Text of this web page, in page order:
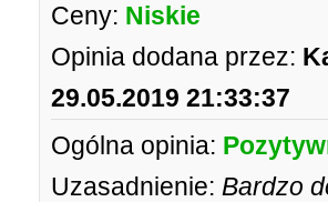
Ceny: Niskie
Opinia dodana przez:
29.05.2019 21:33:37
Ogólna opinia:
Uzasadnienie: Bardzo